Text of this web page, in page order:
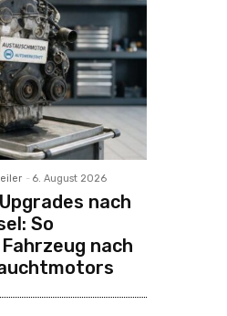
- 6. August 2026
nach
So
nach